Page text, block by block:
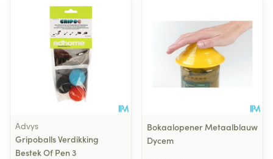
Advys
Gripoballs Verdikking
Bestek Of Pen 3
Bokaalopener Metaalblauw
Dycem